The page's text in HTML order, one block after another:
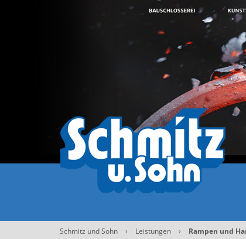
Schmitz und Sohn › Leistungen › Rampen und